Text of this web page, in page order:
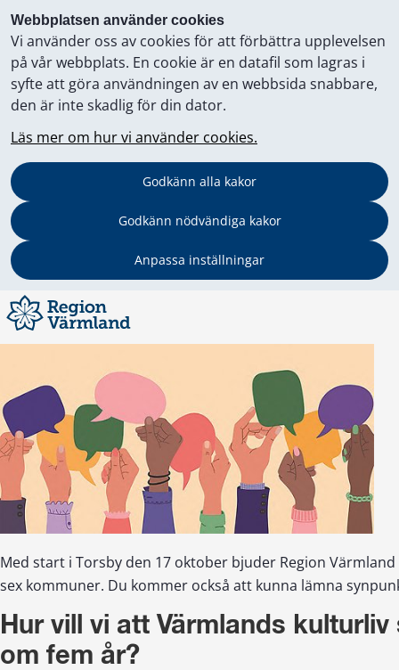
Webbplatsen använder cookies
Vi använder oss av cookies för att förbättra upplevelsen
på vår webbplats. En cookie är en datafil som lagras i
syfte att göra användningen av en webbsida snabbare,
den är inte skadlig för din dator.
Läs mer om hur vi använder cookies.
Godkänn alla kakor
Godkänn nödvändiga kakor
Anpassa inställningar
Med start i Torsby den 17 oktober bjuder Region
sex kommuner. Du kommer också att kunna lämna
Hur vill vi att Värmlands
om fem år?